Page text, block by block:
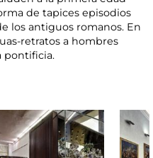
de tapices episodios
los antiguos romanos. En
retratos a hombres
pontificia.